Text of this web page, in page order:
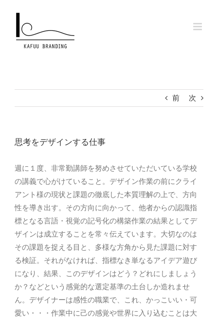
content
前 次
思考をデザインする仕事
週に１度、非常勤講師を努めさせていただいている学校
の講義で心がけていること。デザイン作業の前にクライ
アント様の現状と課題の徹底した本質理解の上で、方向
性を導き出す。その方向に向かって、他者からの認識指
標となる言語・視覚の記号化の構築作業の結果としてデ
ザインは成立することを常々伝えています。大切なのは
その課題を捉える目と、多様な方角から見た課題に対す
る検証。それがなければ、指標なき単なるアイデア遊び
になり、結果、このデザインはどう？どれにしましょう
か？などという感覚的な選定基準の土台しか造れませ
ん。デザイナーは感性の職業で、これ、かっこいい・可
愛い・・・作業中に己の感覚や世界に入り込むことは大